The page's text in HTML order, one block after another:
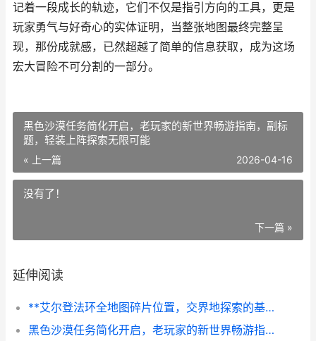
记着一段成长的轨迹，它们不仅是指引方向的工具，更是
玩家勇气与好奇心的实体证明，当整张地图最终完整呈
现，那份成就感，已然超越了简单的信息获取，成为这场
宏大冒险不可分割的一部分。
黑色沙漠任务简化开启，老玩家的新世界畅游指南，副标
题，轻装上阵探索无限可能
« 上一篇 2026-04-16
没有了！
下一篇 »
延伸阅读
**艾尔登法环全地图碎片位置，交界地探索的基石**
黑色沙漠任务简化开启，老玩家的新世界畅游指南，副标题，轻装上阵探索无限可能